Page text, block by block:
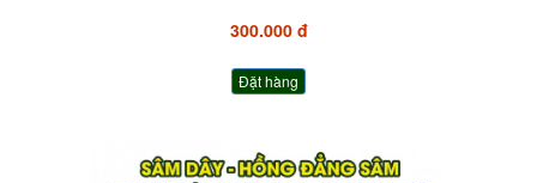
300.000 đ
Đặt hàng